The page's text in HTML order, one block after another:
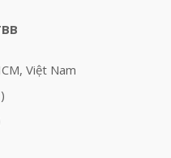
Việt Nam